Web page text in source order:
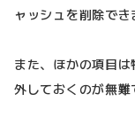
ャッシュを削除でき
また、ほかの項目
外しておくのが無難